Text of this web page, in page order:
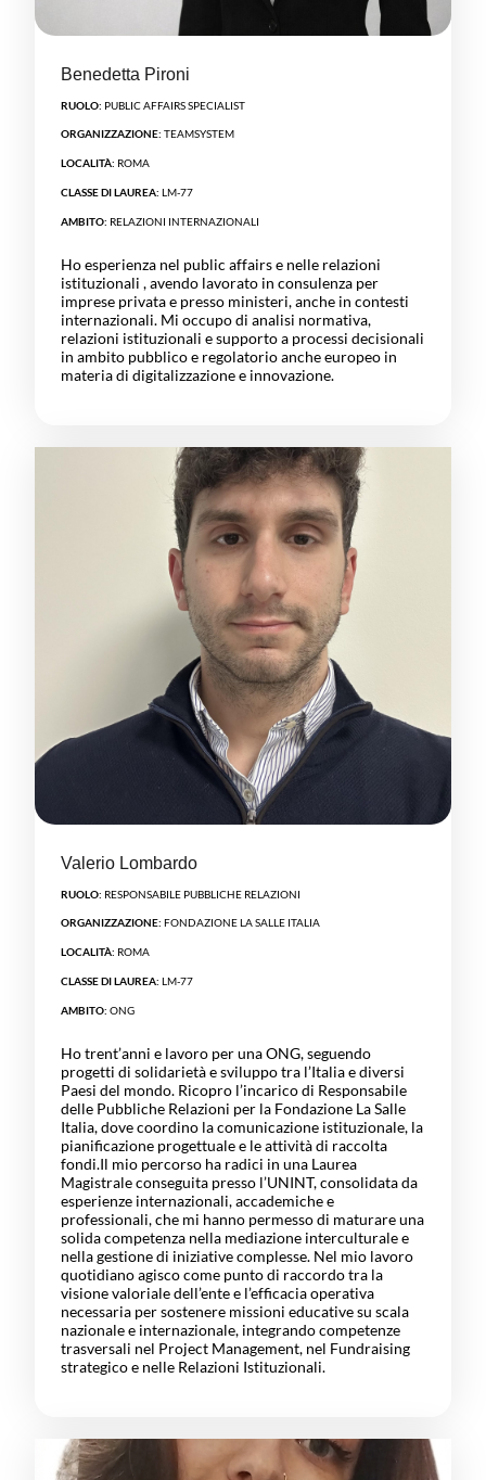
Benedetta Pironi
RUOLO: PUBLIC AFFAIRS SPECIALIST
ORGANIZZAZIONE: TEAMSYSTEM
LOCALITÀ: ROMA
CLASSE DI LAUREA: LM-77
AMBITO: RELAZIONI INTERNAZIONALI
Ho esperienza nel public affairs e nelle relazioni
istituzionali , avendo lavorato in consulenza per
imprese privata e presso ministeri, anche in contesti
internazionali. Mi occupo di analisi normativa,
relazioni istituzionali e supporto a processi decisionali
in ambito pubblico e regolatorio anche europeo in
materia di digitalizzazione e innovazione.
Valerio Lombardo
RUOLO: RESPONSABILE PUBBLICHE RELAZIONI
ORGANIZZAZIONE: FONDAZIONE LA SALLE ITALIA
LOCALITÀ: ROMA
CLASSE DI LAUREA: LM-77
AMBITO: ONG
Ho trent’anni e lavoro per una ONG, seguendo
progetti di solidarietà e sviluppo tra l’Italia e diversi
Paesi del mondo. Ricopro l’incarico di Responsabile
delle Pubbliche Relazioni per la Fondazione La Salle
Italia, dove coordino la comunicazione istituzionale, la
pianificazione progettuale e le attività di raccolta
fondi.Il mio percorso ha radici in una Laurea
Magistrale conseguita presso l’UNINT, consolidata da
esperienze internazionali, accademiche e
professionali, che mi hanno permesso di maturare una
solida competenza nella mediazione interculturale e
nella gestione di iniziative complesse. Nel mio lavoro
quotidiano agisco come punto di raccordo tra la
visione valoriale dell’ente e l’efficacia operativa
necessaria per sostenere missioni educative su scala
nazionale e internazionale, integrando competenze
trasversali nel Project Management, nel Fundraising
strategico e nelle Relazioni Istituzionali.